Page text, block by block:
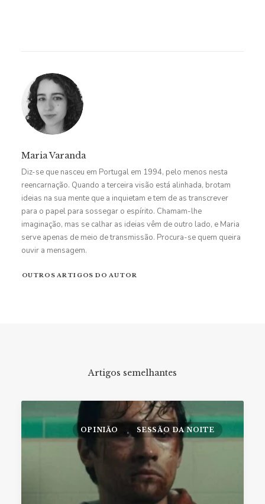
Maria Varanda
Diz-se que nasceu em Portugal em 1994, pelo menos nesta
reencarnação. Quando a terceira visão está alinhada, brotam
ideias na sua mente que a inquietam e tem de as transcrever
para o papel para sossegar o espírito. Chamam-lhe
imaginação, mas se calhar as ideias vêm de outro lado, e Maria
serve apenas de meio de transmissão. Procura-se quem queira
ouvir a mensagem.
OUTROS ARTIGOS DO AUTOR
Artigos semelhantes
OPINIÃO SESSÃO DA NOITE